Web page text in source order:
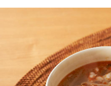
新商品一覧
キャンペーン情報